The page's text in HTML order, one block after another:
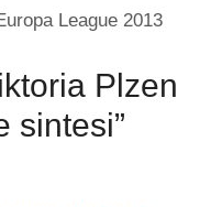
League 2013
Plzen
sintesi”